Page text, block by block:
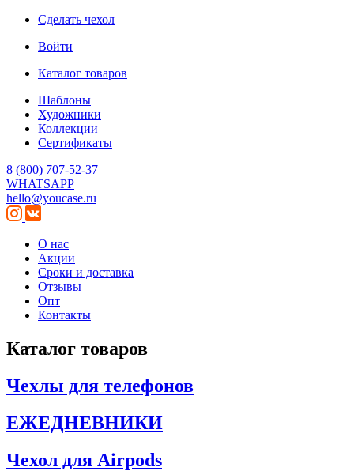
Сделать чехол
Войти
Каталог товаров
Шаблоны
Художники
Коллекции
Сертификаты
8 (800) 707-52-37
WHATSAPP
hello@youcase.ru
О нас
Акции
Сроки и доставка
Отзывы
Опт
Контакты
Каталог товаров
Чехлы для телефонов
ЕЖЕДНЕВНИКИ
Чехол для Airpods